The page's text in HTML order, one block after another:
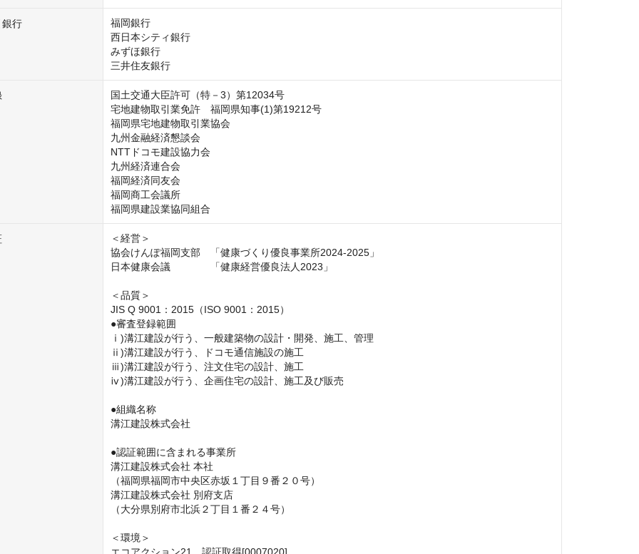
銀行
福岡銀行
西日本シティ銀行
みずほ銀行
三井住友銀行
国土交通大臣許可（特－3）第12034号
宅地建物取引業免許　福岡県知事(1)第19212号
福岡県宅地建物取引業協会
九州金融経済懇談会
NTTドコモ建設協力会
九州経済連合会
福岡経済同友会
福岡商工会議所
福岡県建設業協同組合
＜経営＞
協会けんぽ福岡支部　「健康づくり優良事業所2024-2025」
日本健康会議　　　　「健康経営優良法人2023」
＜品質＞
JIS Q 9001：2015（ISO 9001：2015）
●審査登録範囲
ⅰ)溝江建設が行う、一般建築物の設計・開発、施工、管理
ⅱ)溝江建設が行う、ドコモ通信施設の施工
ⅲ)溝江建設が行う、注文住宅の設計、施工
ⅳ)溝江建設が行う、企画住宅の設計、施工及び販売
●組織名称
溝江建設株式会社
●認証範囲に含まれる事業所
溝江建設株式会社 本社
（福岡県福岡市中央区赤坂１丁目９番２０号）
溝江建設株式会社 別府支店
（大分県別府市北浜２丁目１番２４号）
＜環境＞
エコアクション21　認証取得[0007020]